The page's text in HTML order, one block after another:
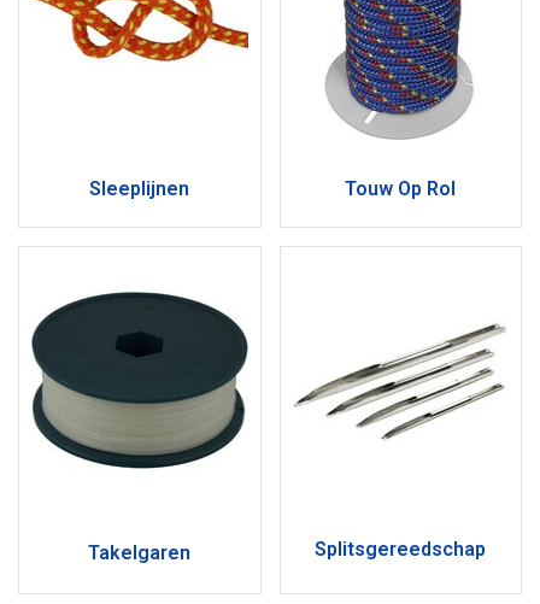
Sleeplijnen Touw Op Rol
Takelgaren Splitsgereedschap